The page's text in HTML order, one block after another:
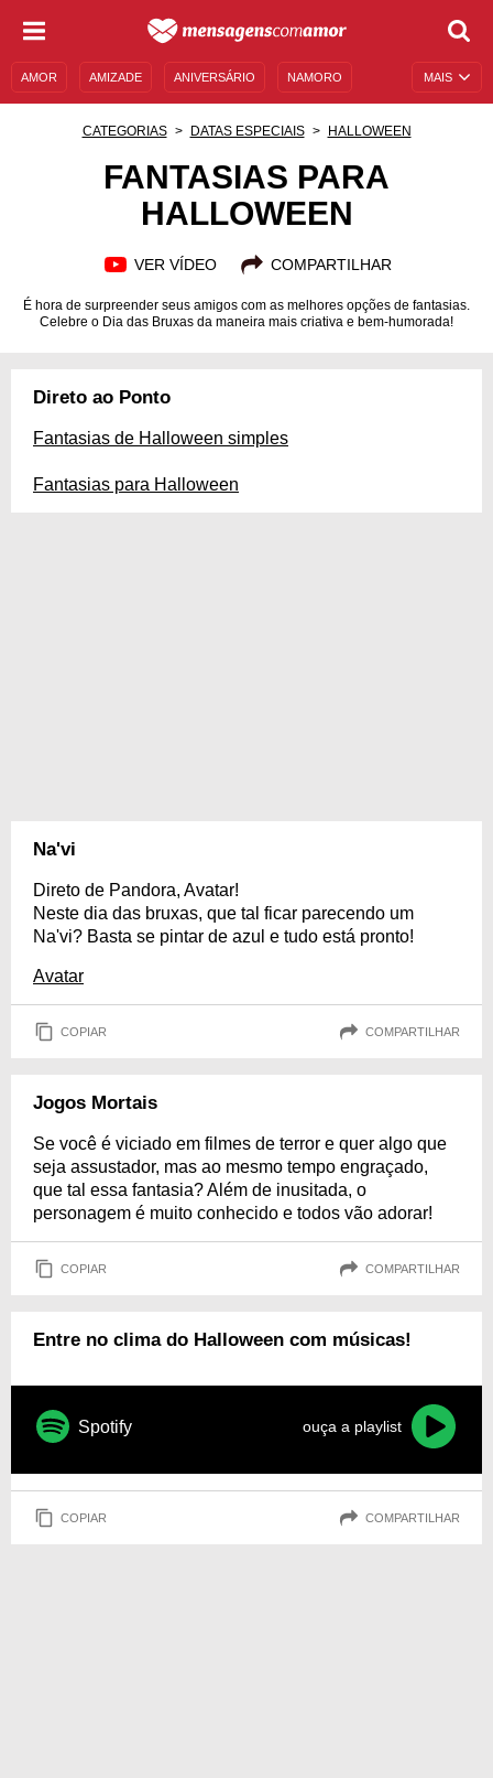
MAIS
AMOR AMIZADE ANIVERSÁRIO NAMORO
MENSAGENS E FRASES MENSAGENS DE ANIVERSÁRIO
CATEGORIAS DATAS ESPECIAIS HALLOWEEN
FANTASIAS PARA
HALLOWEEN
VER VÍDEO COMPARTILHAR
É hora de surpreender seus amigos com as melhores opções de fantasias.
Celebre o Dia das Bruxas da maneira mais criativa e bem-humorada!
Direto ao Ponto
Fantasias de Halloween simples
Fantasias para Halloween
Na'vi
Direto de Pandora, Avatar!
Neste dia das bruxas, que tal ficar parecendo um
Na'vi? Basta se pintar de azul e tudo está pronto!
Avatar
COPIAR COMPARTILHAR
Jogos Mortais
Se você é viciado em filmes de terror e quer algo que
seja assustador, mas ao mesmo tempo engraçado,
que tal essa fantasia? Além de inusitada, o
personagem é muito conhecido e todos vão adorar!
COPIAR COMPARTILHAR
Entre no clima do Halloween com músicas!
Spotify ouça a playlist
COPIAR COMPARTILHAR